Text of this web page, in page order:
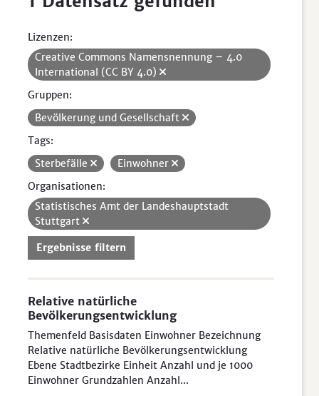
Lizenzen:
Creative Commons Namensnennung – 4.0
International (CC BY 4.0)
Gruppen:
Bevölkerung und Gesellschaft
Tags:
Sterbefälle
Einwohner
Organisationen:
Statistisches Amt der Landeshauptstadt
Stuttgart
Ergebnisse filtern
Relative natürliche
Bevölkerungsentwicklung
Themenfeld Basisdaten Einwohner Bezeichnung
Relative natürliche Bevölkerungsentwicklung
Ebene Stadtbezirke Einheit Anzahl und je 1000
Einwohner Grundzahlen Anzahl...